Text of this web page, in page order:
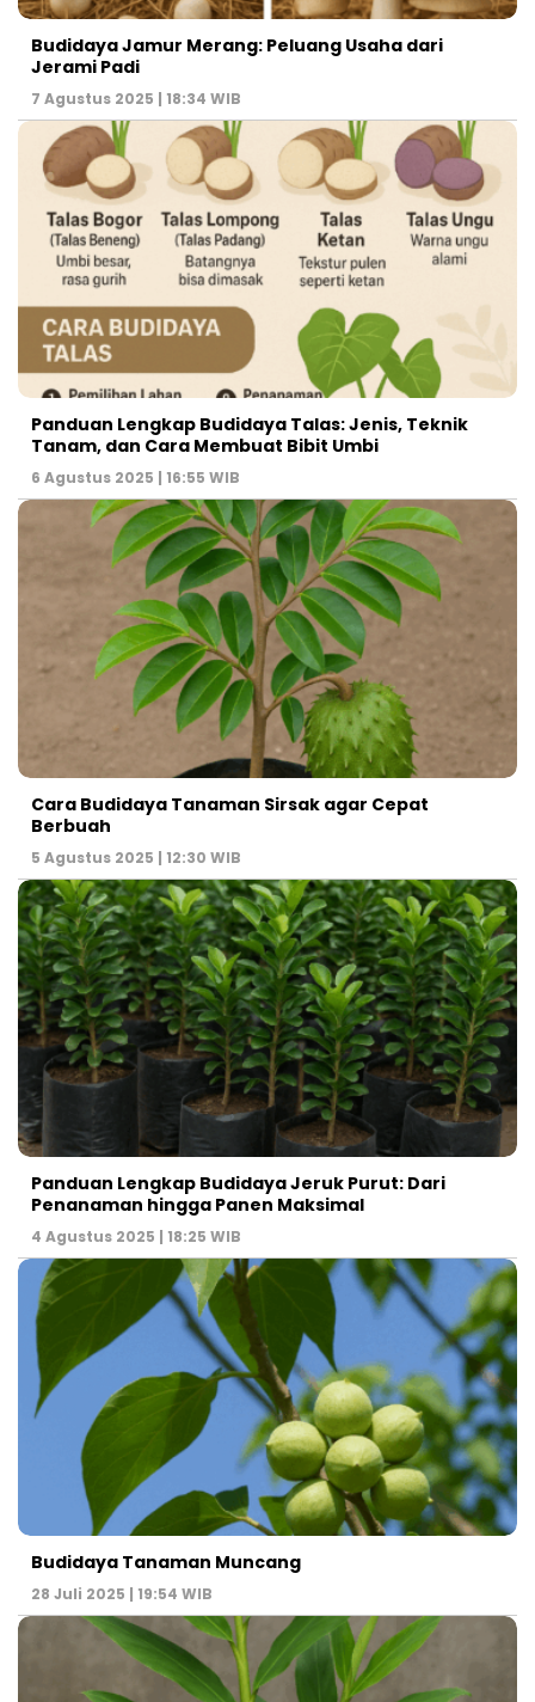
Budidaya Jamur Merang: Peluang Usaha dari
Jerami Padi
7 Agustus 2025 | 18:34 WIB
Panduan Lengkap Budidaya Talas: Jenis, Teknik
Tanam, dan Cara Membuat Bibit Umbi
6 Agustus 2025 | 16:55 WIB
Cara Budidaya Tanaman Sirsak agar Cepat
Berbuah
5 Agustus 2025 | 12:30 WIB
Panduan Lengkap Budidaya Jeruk Purut: Dari
Penanaman hingga Panen Maksimal
4 Agustus 2025 | 18:25 WIB
Budidaya Tanaman Muncang
28 Juli 2025 | 19:54 WIB